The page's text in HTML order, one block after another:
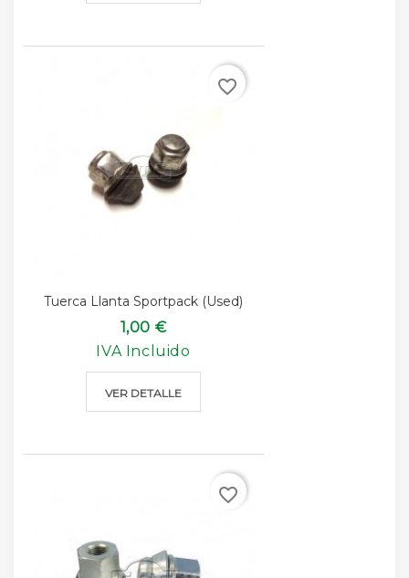
Tuerca Llanta Sportpack (used)
1,00 €
IVA Incluido
VER DETALLE
favorite_border
favorite_border